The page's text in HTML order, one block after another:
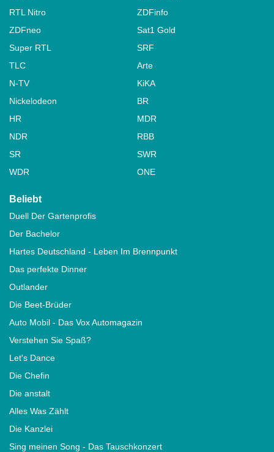
RTL Nitro
ZDFinfo
ZDFneo
Sat1 Gold
Super RTL
SRF
TLC
Arte
N-TV
KiKA
Nickelodeon
BR
HR
MDR
NDR
RBB
SR
SWR
WDR
ONE
Beliebt
Duell Der Gartenprofis
Der Bachelor
Hartes Deutschland - Leben Im Brennpunkt
Das perfekte Dinner
Outlander
Die Beet-Brüder
Auto Mobil - Das Vox Automagazin
Verstehen Sie Spaß?
Let's Dance
Die Chefin
Die anstalt
Alles Was Zählt
Die Kanzlei
Sing meinen Song - Das Tauschkonzert